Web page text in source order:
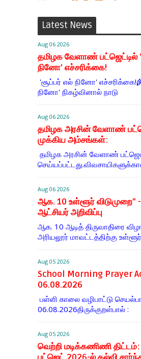
Latest News
Aug 06 2026
தமிழக வேளாண் பட்ஜெட்டில்
நினோ' எச்சரிக்கை!
'சூப்பர் எல் நினோ'
நினோ' நிகழ்வினால் நாடு
Aug 06 2026
தமிழக அரசின் வேளாண்
முக்கிய அம்சங்கள்:
தமிழக அரசின் வேளாண்
Aug 06 2026
ஆக. 10 உள்ளூர் விடுமுறை"
ஆட்சியர் அறிவிப்பு
ஆக. 10 ஆடித் திருவாதிரை
அரியலூர் மாவட்டத்திற்கு
Aug 05 2026
School Morning Prayer
06.08.2026
பள்ளி காலை வழிபாட்டு
06.08.2026திருக்குறள்பால் :
Aug 05 2026
வெற்றி மடிக்கணிணி